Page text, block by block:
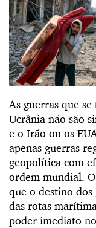
As guerras que
Ucrânia não são
e o Irão ou os
apenas guerras
geopolítica com
ordem mundial.
que o destino
das rotas
poder imediato